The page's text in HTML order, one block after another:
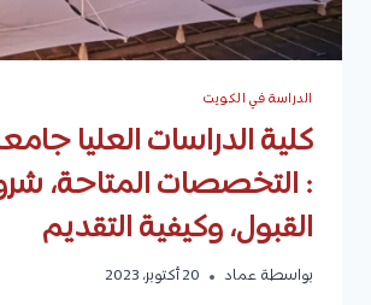
الدراسة في الكويت
كلية الدراسات العليا
: التخصصات المتاحة،
القبول، وكيفية التقديم
بواسطة عماد 20 أكتوبر، 2023